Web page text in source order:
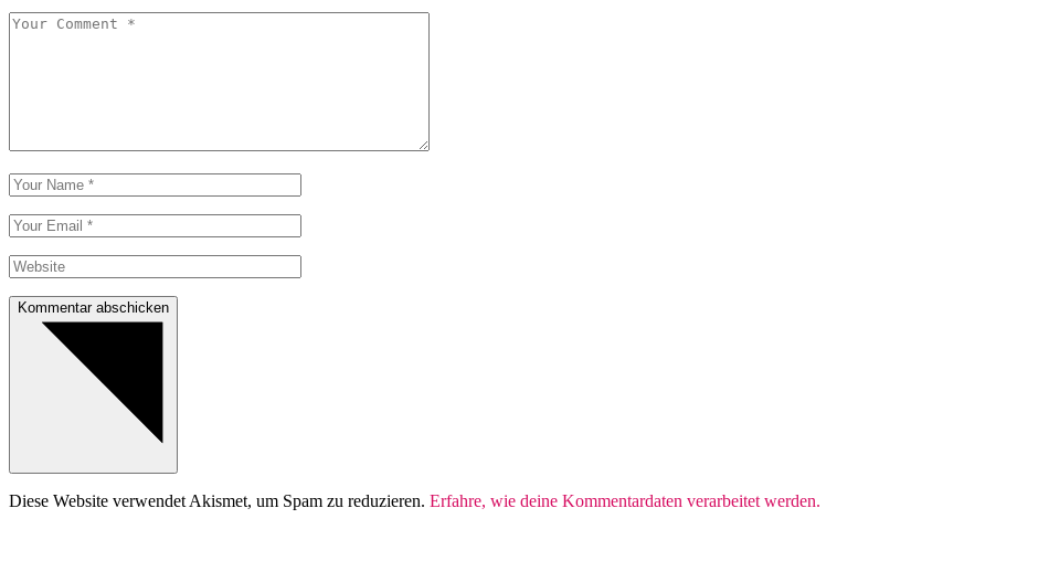
Kommentar abschicken
Diese Website verwendet Akismet, um Spam zu reduzieren. Erfahre, wie deine Kommentardaten verarbeitet werden.